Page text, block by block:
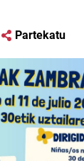
Partekatu